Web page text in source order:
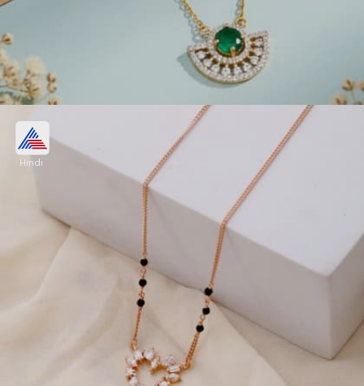
मंगलसूत्र डिजाइन लेटेस्ट गोल्ड
मंगलसूत्र नेकलेस का मजा एक साथ चाहिए तो ग्रीन एमराल्ड
वाइट स्टोन पर सेमी सर्कल मंगलसूत्र चुनें, ये सिंगल पीस भी होकर
भी गले को भरा दिखाता है। गोल्ड-डायमंड पर ये आसानी से बन
Image credits: Pinterest
Hindi